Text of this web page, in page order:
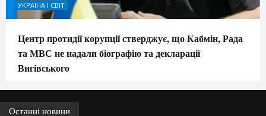
УКРАЇНА І СВІТ
Центр протидії корупції стверджує, що Кабмін, Рада
та МВС не надали біографію та декларації
Вигівського
Останні новини